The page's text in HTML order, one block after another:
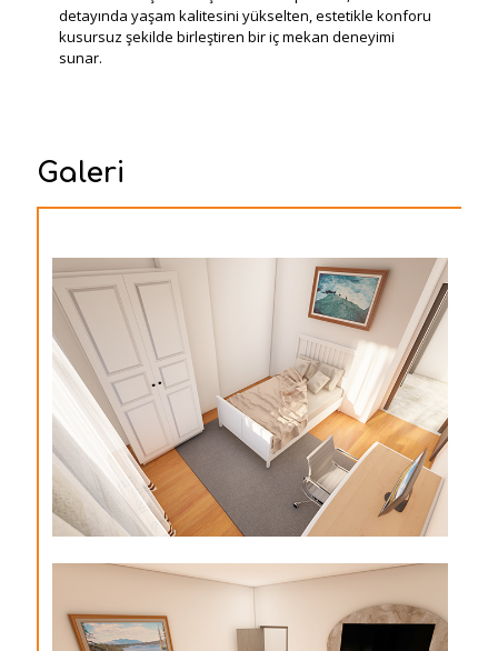
detayında yaşam kalitesini yükselten, estetikle konforu
kusursuz şekilde birleştiren bir iç mekan deneyimi
sunar.
Galeri